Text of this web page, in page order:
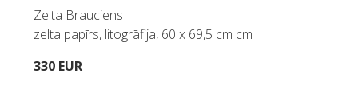
Zelta Brauciens
zelta papīrs, litogrāfija, 60 x 69,5 cm cm
330 EUR